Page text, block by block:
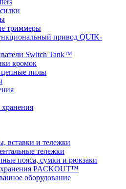
триммеры
привод QUIK-
Switch Tank™
кромок
пилы
вставки и тележки
тележки
пояса, сумки и рюкзаки
PACKOUT™
оборудование